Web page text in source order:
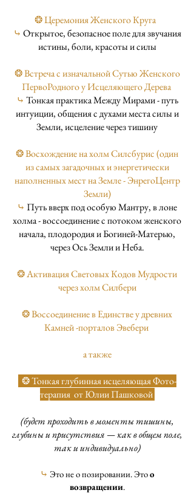
❂ Церемония Женского Круга
⤷ Открытое, безопасное поле для звучания
истины, боли, красоты и силы
❂ Встреча с изначальной Сутью Женского
ПервоРодного у Исцеляющего Дерева
⤷ Тонкая практика Между Мирами - путь
интуиции, общения с духами места силы и
Земли, исцеление через тишину
❂ Восхождение на холм Силсбурис (один
из самых загадочных и энергетически
наполненных мест на Земле - ЭнрегоЦентр
Земли)
⤷ Путь вверх под особую Мантру, в лоне
холма - воссоединение с потоком женского
начала, плодородия и Богиней-Матерью,
через Ось Земли и Неба.
❂ Активация Световых Кодов Мудрости
через холм Силбери
❂ Воссоединение в Единстве у древних
Камней -порталов Эвебери
а также
❂ Тонкая глубинная исцеляющая Фото-
терапия от Юлии Пашковой
(будет проходить в моменты тишины,
глубины и присутствия — как в общем поле,
так и индивидуально)
⤷ Это не о позировании. Этоо
возвращении.